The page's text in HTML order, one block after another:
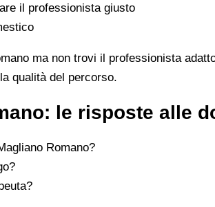
il professionista giusto
ma non trovi il professionista
qualità del percorso.
le risposte alle
Romano?